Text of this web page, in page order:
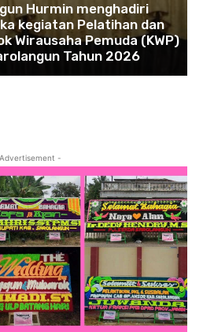
Hurmin menghadiri
kegiatan Pelatihan dan
Wirausaha Pemuda (KWP)
Tahun 2026
-